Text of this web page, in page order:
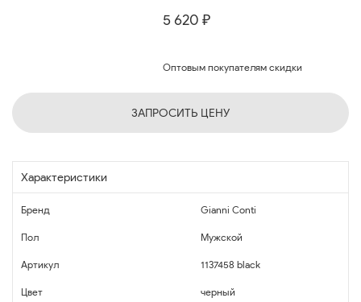
5 620 ₽
Оптовым покупателям скидки
ЗАПРОСИТЬ ЦЕНУ
Характеристики
Бренд Gianni Conti
Пол Мужской
Артикул 1137458 black
Цвет черный